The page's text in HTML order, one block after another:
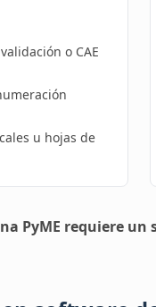
o CAE
u hojas de
PyME requiere